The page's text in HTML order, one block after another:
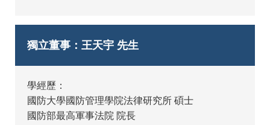
獨立董事：王天宇 先生
學經歷：
國防大學國防管理學院法律研究所 碩士
國防部最高軍事法院 院長